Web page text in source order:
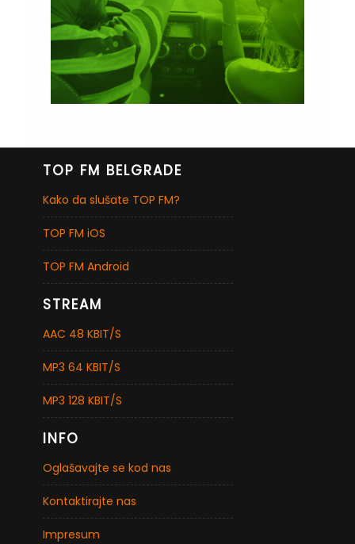
TOP FM BELGRADE
Kako da slušate TOP FM?
TOP FM iOS
TOP FM Android
STREAM
AAC 48 KBIT/S
MP3 64 KBIT/S
MP3 128 KBIT/S
INFO
Oglašavajte se kod nas
Kontaktirajte nas
Impresum